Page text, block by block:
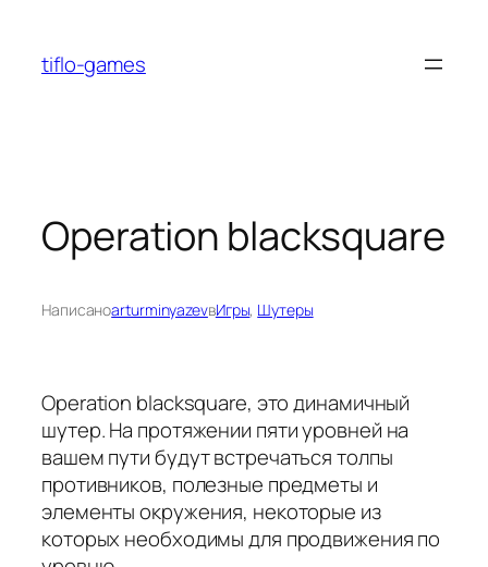
содержимому
tiflo-games
Operation blacksquare
НаписаноarturminyazevвИгры, Шутеры
Operation blacksquare, это динамичный
шутер. На протяжении пяти уровней на
вашем пути будут встречаться толпы
противников, полезные предметы и
элементы окружения, некоторые из
которых необходимы для продвижения по